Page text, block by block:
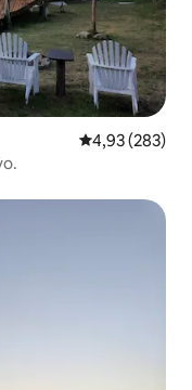
4,93 de uma
4,93 (283)